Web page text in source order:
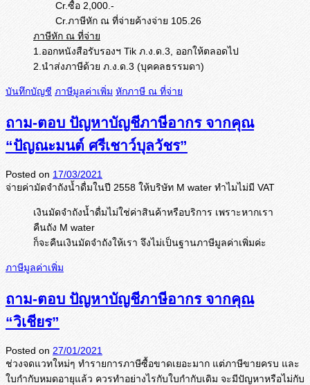
Cr.ซื้อ 2,000.-
Cr.ภาษีหัก ณ ที่จ่ายค้างจ่าย 105.26
ภาษีหัก ณ ที่จ่าย
1.ออกหนังสือรับรองฯ Tik ภ.ง.ด.3, ออกให้ตลอดไป
2.นำส่งภาษีด้วย ภ.ง.ด.3 (บุคคลธรรมดา)
บันทึกบัญชี ภาษีมูลค่าเพิ่ม หักภาษี ณ ที่จ่าย
ถาม-ตอบ ปัญหาบัญชีภาษีอากร จากคุณ
“ปัญณะมนต์ ศรีเชาว์บุลวัชร”
Posted on 17/03/2021
จ่ายค่ามัดจำถังน้ำดื่มในปี 2558 ให้บริษัท M water ทำไมไม่มี VAT
เงินมัดจำถังน้ำดื่มไม่ใช่ค่าสินค้าหรือบริการ เพราะหากเรา
คืนถัง M water
ก็จะคืนเงินมัดจำถังให้เรา จึงไม่เป็นฐานภาษีมูลค่าเพิ่มค่ะ
ภาษีมูลค่าเพิ่ม
ถาม-ตอบ ปัญหาบัญชีภาษีอากร จากคุณ
“วิเชียร”
Posted on 27/01/2021
ช่วงจดแวทใหม่ๆ ทำรายการภาษีซื้อขาดเยอะมาก แต่ภาษีขายครบ และ
ใบกำกับหมดอายุแล้ว ควรทำอย่างไรกับใบกำกับเดิม จะมีปัญหาหรือไม่กับ